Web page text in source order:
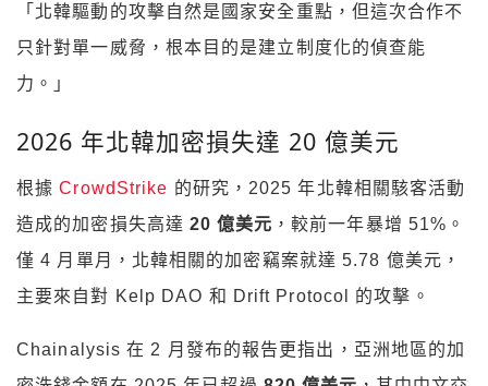
「北韓驅動的攻擊自然是國家安全重點，但這次合作不
只針對單一威脅，根本目的是建立制度化的偵查能
力。」
2026 年北韓加密損失達 20 億美元
根據CrowdStrike 的研究，2025 年北韓相關駭客活動
造成的加密損失高達20 億美元 ，較前一年暴增 51%。
僅 4 月單月，北韓相關的加密竊案就達 5.78 億美元，
主要來自對 Kelp DAO 和 Drift Protocol 的攻擊。
Chainalysis 在 2 月發布的報告更指出，亞洲地區的加